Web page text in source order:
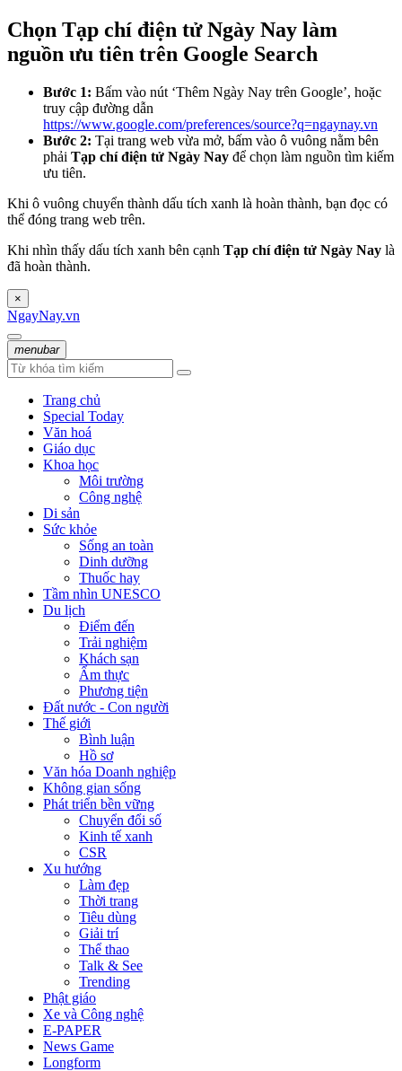
Chọn Tạp chí điện tử Ngày Nay làm
nguồn ưu tiên trên Google Search
Bước 1: Bấm vào nút ‘Thêm Ngày Nay trên Google’, hoặc
truy cập đường dẫn
https://www.google.com/preferences/source?q=ngaynay.vn
Bước 2: Tại trang web vừa mở, bấm vào ô vuông nằm bên
phải Tạp chí điện tử Ngày Nay để chọn làm nguồn tìm kiếm
ưu tiên.
Khi ô vuông chuyển thành dấu tích xanh là hoàn thành, bạn đọc có
thể đóng trang web trên.
Khi nhìn thấy dấu tích xanh bên cạnh Tạp chí điện tử Ngày Nay là
đã hoàn thành.
×
NgayNay.vn
menubar
Trang chủ
Special Today
Văn hoá
Giáo dục
Khoa học
Môi trường
Công nghệ
Di sản
Sức khỏe
Sống an toàn
Dinh dưỡng
Thuốc hay
Tầm nhìn UNESCO
Du lịch
Điểm đến
Trải nghiệm
Khách sạn
Ẩm thực
Phương tiện
Đất nước - Con người
Thế giới
Bình luận
Hồ sơ
Văn hóa Doanh nghiệp
Không gian sống
Phát triển bền vững
Chuyển đổi số
Kinh tế xanh
CSR
Xu hướng
Làm đẹp
Thời trang
Tiêu dùng
Giải trí
Thể thao
Talk & See
Trending
Phật giáo
Xe và Công nghệ
E-PAPER
News Game
Longform